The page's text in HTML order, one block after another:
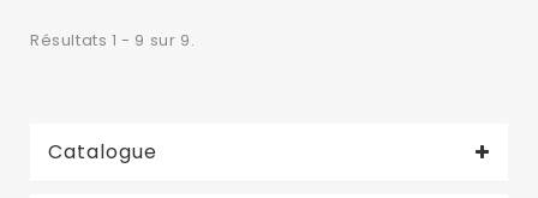
Résultats 1 - 9 sur 9.
Catalogue